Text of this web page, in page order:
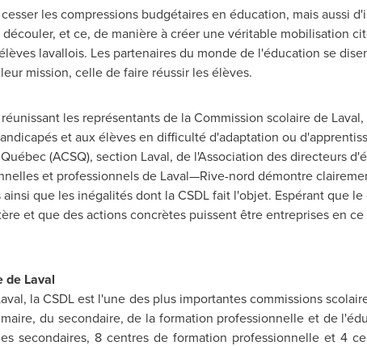
les compressions budgétaires en éducation, mais aussi
et ce, de manière à créer une véritable mobilisation
lavallois. Les partenaires du monde de l'éducation se
mission, celle de faire réussir les élèves.
les représentants de la Commission scolaire de
et aux élèves en difficulté d'adaptation ou
(ACSQ), section Laval, de l'Association des directeurs
et professionnels de Laval—Rive-nord démontre
que les inégalités dont la CSDL fait l'objet. Espérant que
et que des actions concrètes puissent être entreprises en
de Laval
la CSDL est l'une des plus importantes commissions
du secondaire, de la formation professionnelle et de
secondaires, 8 centres de formation professionnelle et 4